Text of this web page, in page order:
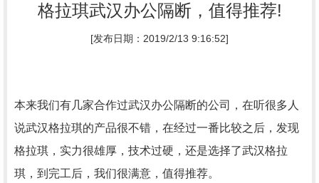
格拉琪武汉办公隔断，值得推荐!
[发布日期：2019/2/13 9:16:52]
本来我们有几家合作过武汉办公隔断的公司，在听很多人
说武汉格拉琪的产品很不错，在经过一番比较之后，发现
格拉琪，实力很雄厚，技术过硬，还是选择了武汉格拉
琪，到完工后，我们很满意，值得推荐。